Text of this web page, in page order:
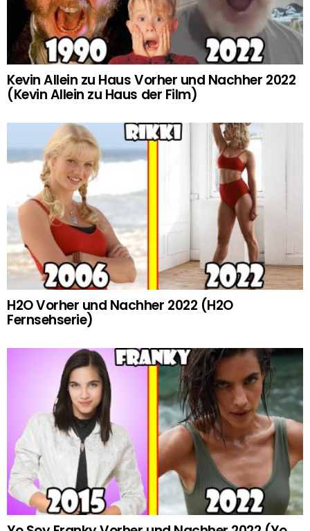
Kevin Allein zu Haus Vorher und Nachher 2022
(Kevin Allein zu Haus der Film)
H2O Vorher und Nachher 2022 (H2O
Fernsehserie)